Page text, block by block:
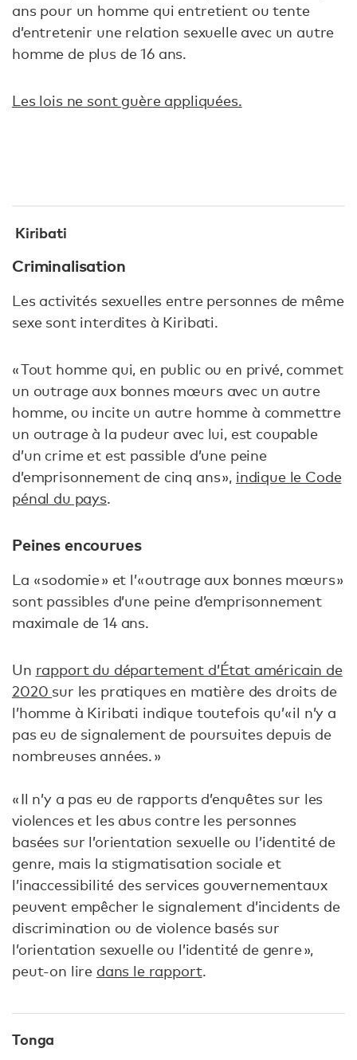
ans pour un homme qui entretient ou tente
d’entretenir une relation sexuelle avec un autre
homme de plus de 16 ans.
Les lois ne sont guère appliquées.
Kiribati
Criminalisation
Les activités sexuelles entre personnes de même
sexe sont interdites à Kiribati.
« Tout homme qui, en public ou en privé, commet
un outrage aux bonnes mœurs avec un autre
homme, ou incite un autre homme à commettre
un outrage à la pudeur avec lui, est coupable
d’un crime et est passible d’une peine
d’emprisonnement de cinq ans », indique le Code
pénal du pays.
Peines encourues
La « sodomie » et l’« outrage aux bonnes mœurs »
sont passibles d’une peine d’emprisonnement
maximale de 14 ans.
Un rapport du département d’État américain de
2020 sur les pratiques en matière des droits de
l’homme à Kiribati indique toutefois qu’« il n’y a
pas eu de signalement de poursuites depuis de
nombreuses années. »
« Il n’y a pas eu de rapports d’enquêtes sur les
violences et les abus contre les personnes
basées sur l’orientation sexuelle ou l’identité de
genre, mais la stigmatisation sociale et
l’inaccessibilité des services gouvernementaux
peuvent empêcher le signalement d’incidents de
discrimination ou de violence basés sur
l’orientation sexuelle ou l’identité de genre »,
peut-on lire dans le rapport.
Tonga